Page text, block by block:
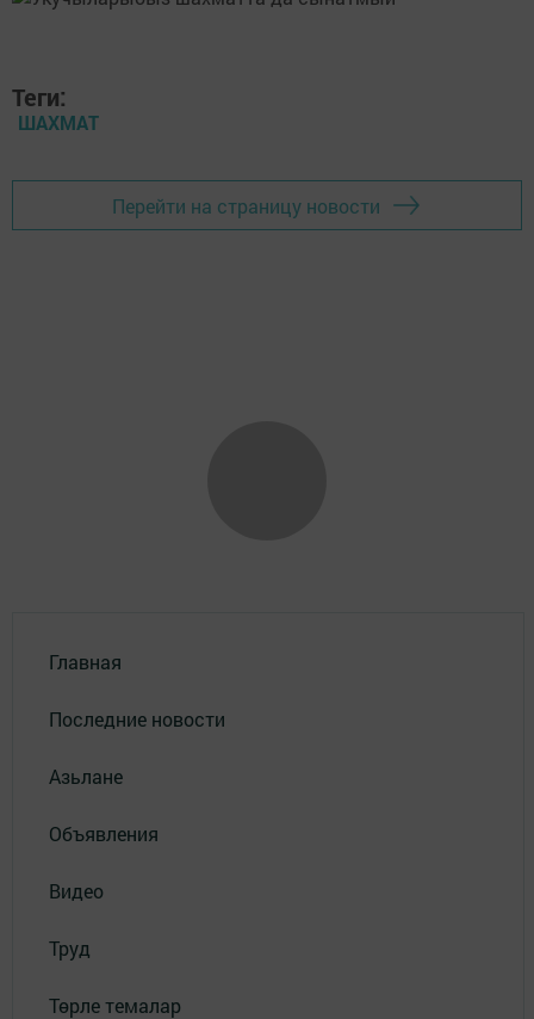
Теги:
ШАХМАТ
Перейти на страницу новости
Главная
Последние новости
Азьлане
Объявления
Видео
Труд
Төрле темалар